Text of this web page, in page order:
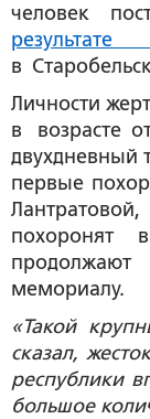
человек
в
Личности
в возрасте
двухдневный
первые
похоронят
мемориалу.
«Такой
сказал,
республики
большое